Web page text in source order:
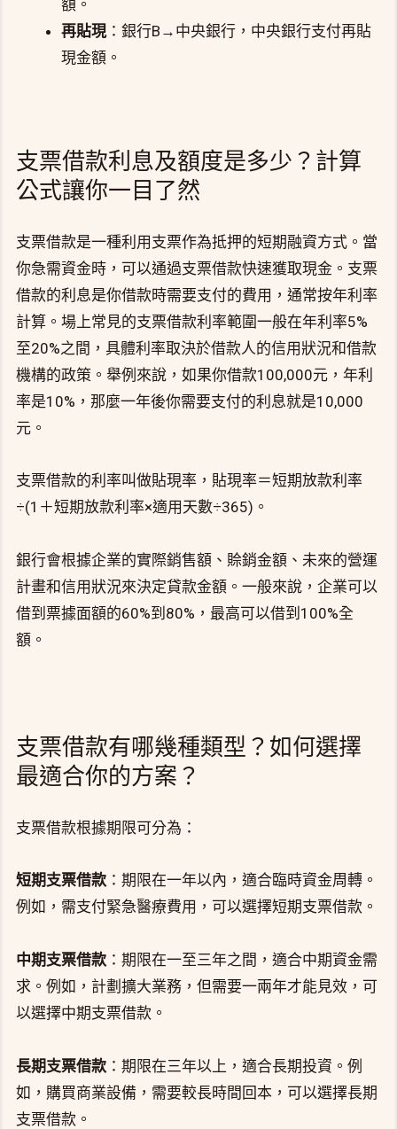
額。
再貼現：銀行B→中央銀行，中央銀行支付再貼
現金額。
支票借款利息及額度是多少？計算
公式讓你一目了然
支票借款是一種利用支票作為抵押的短期融資方式。當
你急需資金時，可以通過支票借款快速獲取現金。支票
借款的利息是你借款時需要支付的費用，通常按年利率
計算。場上常見的支票借款利率範圍一般在年利率5%
至20%之間，具體利率取決於借款人的信用狀況和借款
機構的政策。舉例來說，如果你借款100,000元，年利
率是10%，那麼一年後你需要支付的利息就是10,000
元。
支票借款的利率叫做貼現率，貼現率＝短期放款利率
÷(1＋短期放款利率×適用天數÷365)。
銀行會根據企業的實際銷售額、賒銷金額、未來的營運
計畫和信用狀況來決定貸款金額。一般來說，企業可以
借到票據面額的60%到80%，最高可以借到100%全
額。
支票借款有哪幾種類型？如何選擇
最適合你的方案？
支票借款根據期限可分為：
短期支票借款 ：期限在一年以內，適合臨時資金周轉。
例如，需支付緊急醫療費用，可以選擇短期支票借款。
中期支票借款 ：期限在一至三年之間，適合中期資金需
求。例如，計劃擴大業務，但需要一兩年才能見效，可
以選擇中期支票借款。
長期支票借款 ：期限在三年以上，適合長期投資。例
如，購買商業設備，需要較長時間回本，可以選擇長期
支票借款。